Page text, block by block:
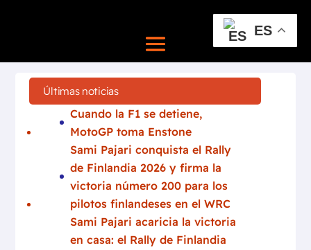
Últimas noticias
Cuando la F1 se detiene,
MotoGP toma Enstone
Sami Pajari conquista el Rally
de Finlandia 2026 y firma la
victoria número 200 para los
pilotos finlandeses en el WRC
Sami Pajari acaricia la victoria
en casa: el Rally de Finlandia
ES